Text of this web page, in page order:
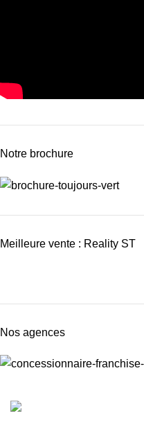
Notre brochure
Meilleure vente : Reality ST
Nos agences